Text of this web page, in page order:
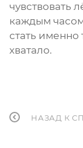
чувствовать
каждым
стать
хватало.
НАЗАД К